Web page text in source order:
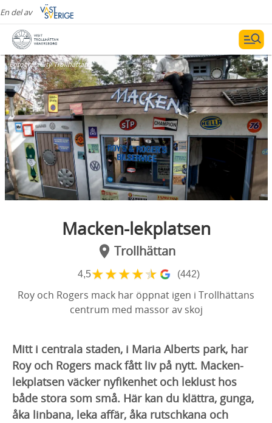
En del av
Fotograf:City Trollhättan
Macken-lekplatsen
Trollhättan
4,5★★★★★ (442)
Roy och Rogers mack har öppnat igen i Trollhättans
centrum med massor av skoj
Mitt i centrala staden, i Maria Alberts park, har
Roy och Rogers mack fått liv på nytt. Macken-
lekplatsen väcker nyfikenhet och leklust hos
både stora som små. Här kan du klättra, gunga,
åka linbana, leka affär, åka rutschkana och